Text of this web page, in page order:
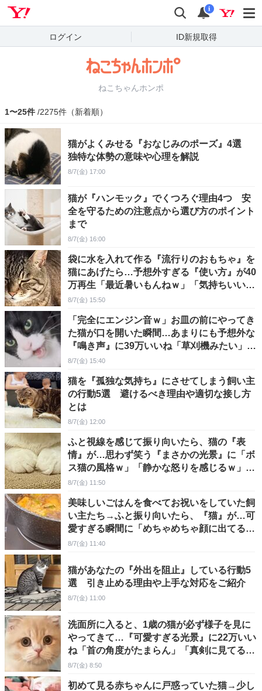
検索 通知
i
ログイン ID新規取得
ねこちゃんホンポ
1〜25件 /2275件（新着順）
猫がよくみせる『おなじみのポーズ』4選
独特な体勢の意味や心理を解説
8/7(金) 17:00
猫が『ハンモック』でくつろぐ理由4つ 安
全を守るための注意点から選び方のポイント
まで
8/7(金) 16:00
袋に水を入れて作る『流行りのおもちゃ』を
猫にあげたら…予想外すぎる『使い方』が40
万再生「最近暑いもんねｗ」「気持ちいいん
だｗ」
8/7(金) 15:50
「完全にエンジン音ｗ」お皿の前にやってき
た猫が口を開いた瞬間…あまりにも予想外な
『鳴き声』に39万いいね「草刈機みたい」
「うがいｗｗ」
8/7(金) 15:40
猫を『孤独な気持ち』にさせてしまう飼い主
の行動5選 避けるべき理由や適切な接し方
とは
8/7(金) 12:00
ふと視線を感じて振り向いたら、猫の『表
情』が…思わず笑う『まさかの光景』に「ボ
ス猫の風格ｗ」「静かな怒りを感じるｗ」と
話題
8/7(金) 11:50
美味しいごはんを食べてお祝いをしていた飼
い主たち→ふと振り向いたら、『猫』が…可
愛すぎる瞬間に「めちゃめちゃ顔に出てる
ｗ」「笑ったｗ」
8/7(金) 11:40
猫があなたの『外出を阻止』している行動5
選 引き止める理由や上手な対応をご紹介
8/7(金) 11:00
洗面所に入ると、1歳の猫が必ず様子を見に
やってきて…『可愛すぎる光景』に22万いい
ね「首の角度がたまらん」「真剣に見てるね
ｗ」
8/7(金) 8:50
初めて見る赤ちゃんに戸惑っていた猫→少し